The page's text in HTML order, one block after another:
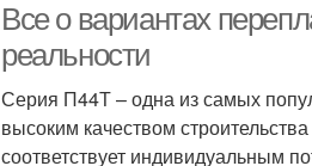
Все о вариантах
реальности
Серия П44Т – одна из самых
высоким качеством
соответствует индивидуальным